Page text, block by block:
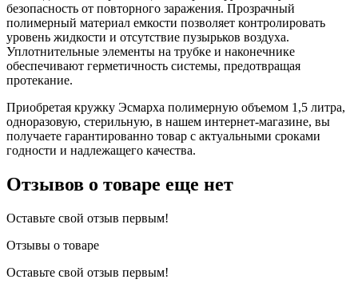
безопасность от повторного заражения. Прозрачный
полимерный материал емкости позволяет контролировать
уровень жидкости и отсутствие пузырьков воздуха.
Уплотнительные элементы на трубке и наконечнике
обеспечивают герметичность системы, предотвращая
протекание.
Приобретая кружку Эсмарха полимерную объемом 1,5 литра,
одноразовую, стерильную, в нашем интернет-магазине, вы
получаете гарантированно товар с актуальными сроками
годности и надлежащего качества.
Отзывов о товаре еще нет
Оставьте свой отзыв первым!
Отзывы о товаре
Оставьте свой отзыв первым!